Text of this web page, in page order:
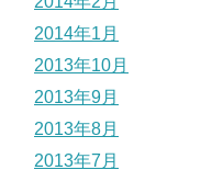
2014年1月
2013年10月
2013年9月
2013年8月
2013年7月